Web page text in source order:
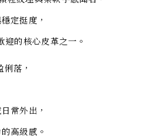
定挺度，
的核心皮革之一。
落，
常外出，
高級感。